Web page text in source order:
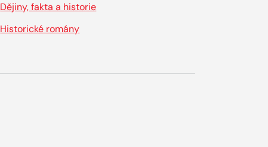
Dějiny, fakta a historie
Historické romány